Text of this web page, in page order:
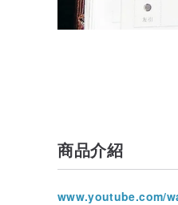
商品介紹
www.youtube.com/